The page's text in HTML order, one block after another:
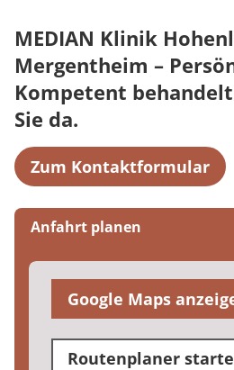
MEDIAN Klinik
Mergentheim –
Kompetent
Sie da.
Zum Kontaktformular
Anfahrt planen
Google Maps
Routenplaner